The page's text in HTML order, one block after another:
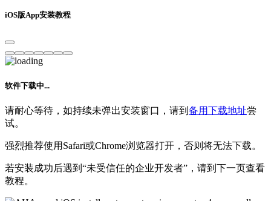
iOS版App安装教程
软件下载中...
请耐心等待，如持续未弹出安装窗口，请到 备用下载地址尝
试。
强烈推荐使用Safari或Chrome浏览器打开，否则将无法下载。
若安装成功后遇到“未受信任的企业开发者”，请到下一页查看
教程。